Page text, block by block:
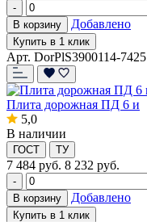
-
В корзину
Добавлено
Купить в 1 клик
Арт. DorPlS3900114-7425
Плита дорожная ПД 6 и
5,0
В наличии
ГОСТ ТУ
7 484 руб. 8 232 руб.
-
В корзину
Добавлено
Купить в 1 клик